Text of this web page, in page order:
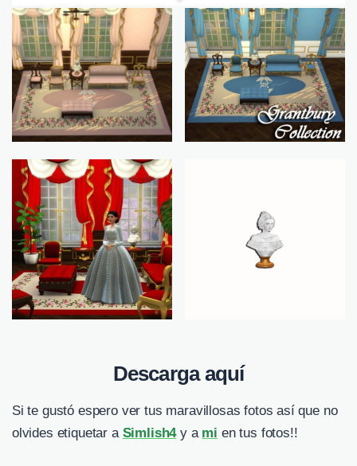
Descarga aquí
Si te gustó espero ver tus maravillosas fotos así que no
olvides etiquetar a Simlish4y a mi en tus fotos!!